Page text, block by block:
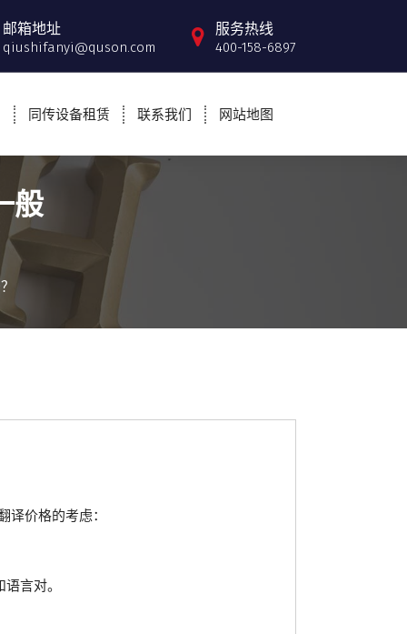
邮箱地址
qiushifanyi@quson.com
服务热线
400-158-6897
同传设备租赁 联系我们 网站地图
般
价格的考虑：
言对。